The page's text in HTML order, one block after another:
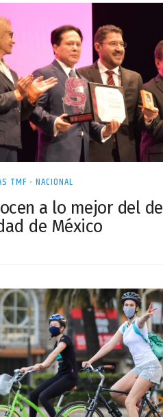
TMF • NACIONAL
a lo mejor del
de México